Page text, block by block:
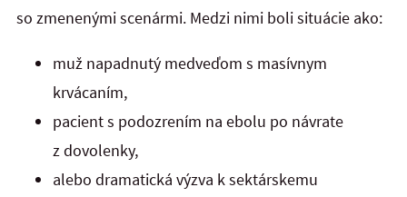
so zmenenými scenármi. Medzi nimi boli situácie ako:
muž napadnutý medveďom s masívnym
krvácaním,
pacient s podozrením na ebolu po návrate
z dovolenky,
alebo dramatická výzva k sektárskemu